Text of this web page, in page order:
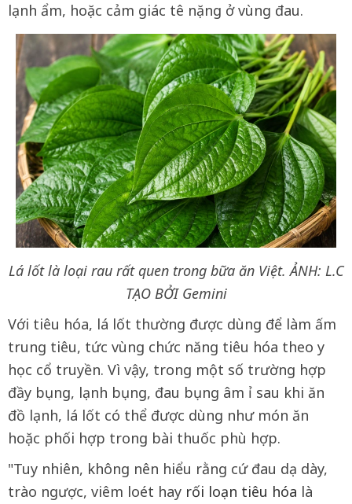
lạnh ẩm, hoặc cảm giác tê nặng ở vùng đau.
Lá lốt là loại rau rất quen trong bữa ăn Việt.ẢNH: L.C
TẠO BỞI Gemini
Với tiêu hóa, lá lốt thường được dùng để làm ấm
trung tiêu, tức vùng chức năng tiêu hóa theo y
học cổ truyền. Vì vậy, trong một số trường hợp
đầy bụng, lạnh bụng, đau bụng âm ỉ sau khi ăn
đồ lạnh, lá lốt có thể được dùng như món ăn
hoặc phối hợp trong bài thuốc phù hợp.
"Tuy nhiên, không nên hiểu rằng cứ đau dạ dày,
trào ngược, viêm loét hay rối loạn tiêu hóa là